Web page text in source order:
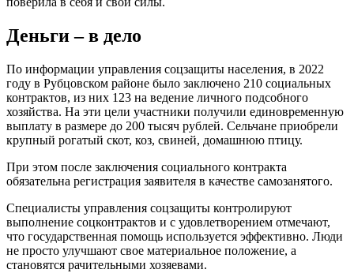
Деньги – в дело
По информации управления соцзащиты населения, в 2022
году в Рубцовском районе было заключено 210 социальных
контрактов, из них 123 на ведение личного подсобного
хозяйства. На эти цели участники получили единовременную
выплату в размере до 200 тысяч рублей. Сельчане приобрели
крупный рогатый скот, коз, свиней, домашнюю птицу.
При этом после заключения социального контракта
обязательна регистрация заявителя в качестве самозанятого.
Специалисты управления соцзащиты контролируют
выполнение соцконтрактов и с удовлетворением отмечают,
что государственная помощь используется эффективно. Люди
не просто улучшают свое материальное положение, а
становятся рачительными хозяевами.